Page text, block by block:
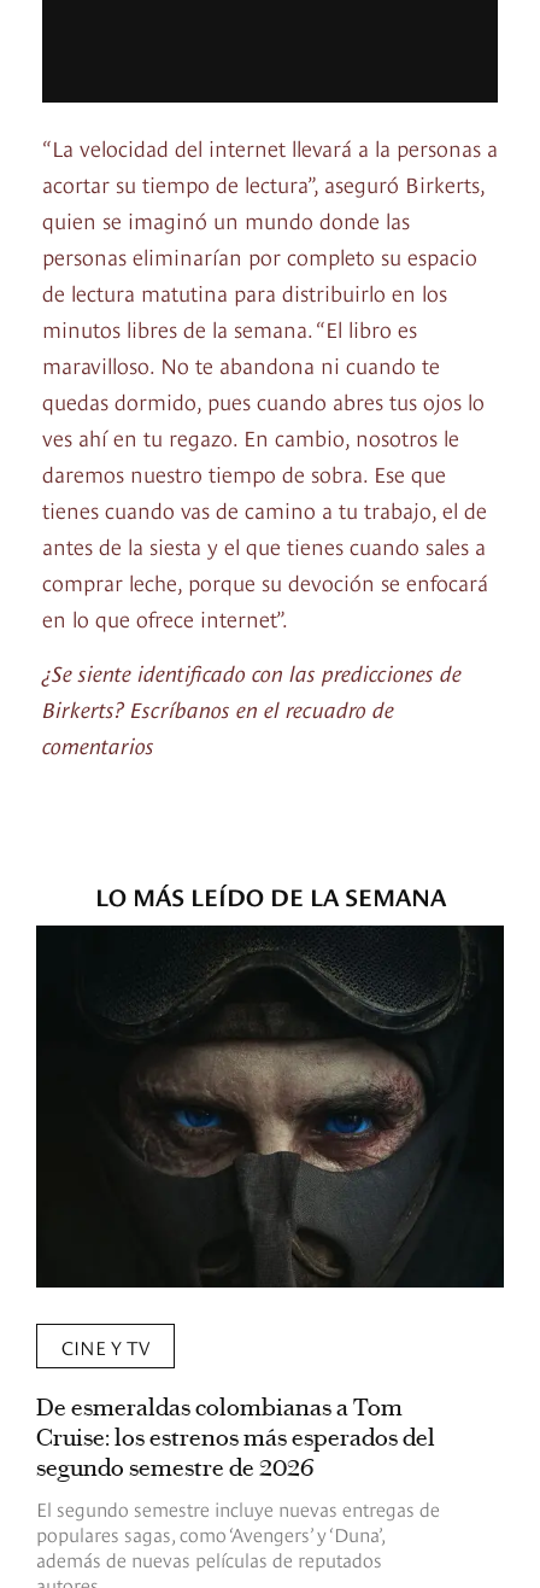
“La velocidad del internet llevará a la personas a
acortar su tiempo de lectura”, aseguró Birkerts,
quien se imaginó un mundo donde las
personas eliminarían por completo su espacio
de lectura matutina para distribuirlo en los
minutos libres de la semana. “El libro es
maravilloso. No te abandona ni cuando te
quedas dormido, pues cuando abres tus ojos lo
ves ahí en tu regazo. En cambio, nosotros le
daremos nuestro tiempo de sobra. Ese que
tienes cuando vas de camino a tu trabajo, el de
antes de la siesta y el que tienes cuando sales a
comprar leche, porque su devoción se enfocará
en lo que ofrece internet”.
¿Se siente identificado con las predicciones de
Birkerts? Escríbanos en el recuadro de
comentarios
LO MÁS LEÍDO DE LA SEMANA
CINE Y TV
De esmeraldas colombianas a Tom
Cruise: los estrenos más esperados del
segundo semestre de 2026
El segundo semestre incluye nuevas entregas de
populares sagas, como ‘Avengers’ y ‘Duna’,
además de nuevas películas de reputados